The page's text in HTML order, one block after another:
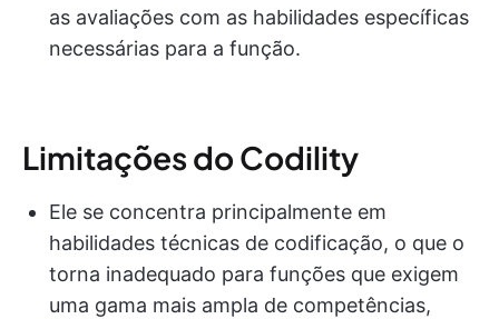
as avaliações com as habilidades específicas
necessárias para a função.
Limitações do Codility
Ele se concentra principalmente em
habilidades técnicas de codificação, o que o
torna inadequado para funções que exigem
uma gama mais ampla de competências,